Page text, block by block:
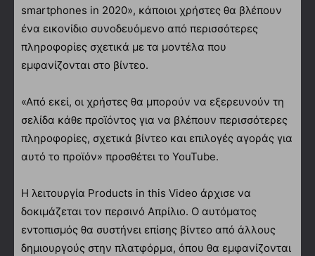
smartphones in 2020», κάποιοι χρήστες θα βλέπουν
ένα εικονίδιο συνοδευόμενο από περισσότερες
πληροφορίες σχετικά με τα μοντέλα που
εμφανίζονται στο βίντεο.
«Από εκεί, οι χρήστες θα μπορούν να εξερευνούν τη
σελίδα κάθε προϊόντος για να βλέπουν περισσότερες
πληροφορίες, σχετικά βίντεο και επιλογές αγοράς για
αυτό το προϊόν» προσθέτει το YouTube.
Η λειτουργία Products in this Video άρχισε να
δοκιμάζεται τον περσινό Απρίλιο. Ο αυτόματος
εντοπισμός θα συστήνει επίσης βίντεο από άλλους
δημιουργούς στην πλατφόρμα, όπου θα εμφανίζονται